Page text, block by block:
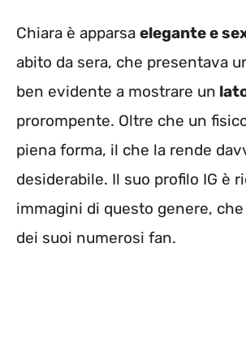
Chiara è apparsa elegante e
abito da sera, che presentava
ben evidente a mostrare un
prorompente. Oltre che un
piena forma, il che la rende
desiderabile. Il suo profilo IG è
immagini di questo genere,
dei suoi numerosi fan.